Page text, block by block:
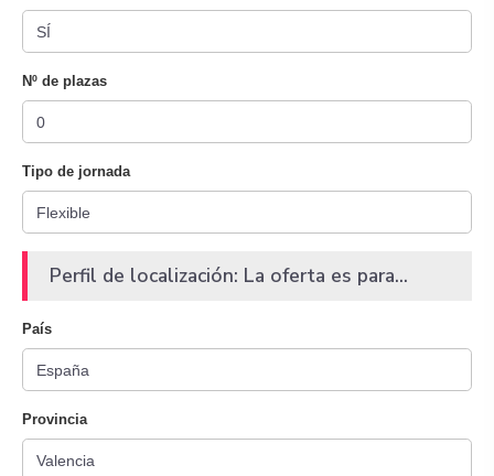
Nº de plazas
Tipo de jornada
Perfil de localización: La oferta es para...
País
Provincia